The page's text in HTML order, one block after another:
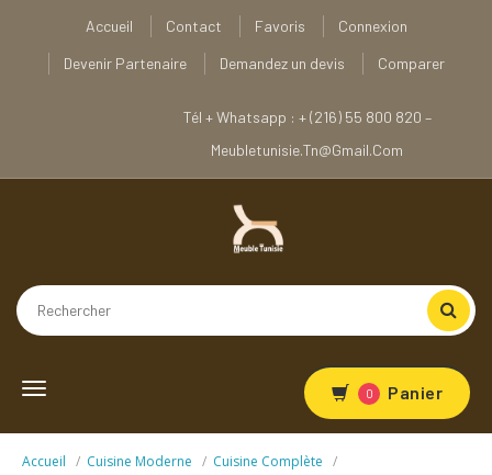
Accueil Contact Favoris
Connexion
Devenir Partenaire
Demandez un devis Comparer
Tél + Whatsapp : + (216) 55 800 820 –
Meubletunisie.tn@gmail.com
Toggle
0 Panier
Accueil Cuisine Moderne Cuisine Complète